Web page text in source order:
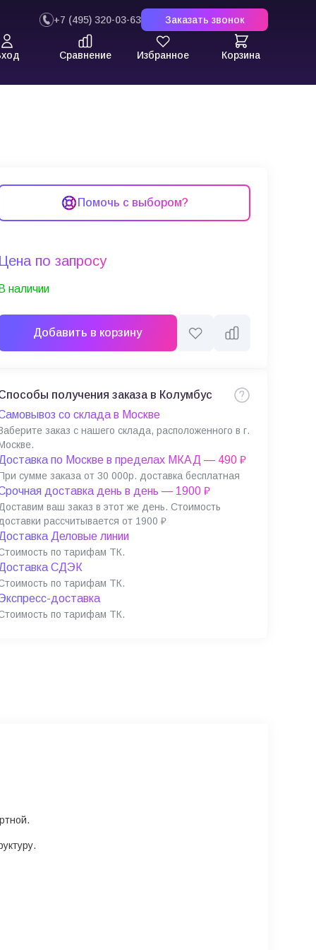
+7 (495) 320-03-63 Заказать звонок
Сравнение Избранное Корзина
Помочь с выбором?
Цена по запросу
В наличии
Добавить в корзину
получения заказа в Колумбус
со склада в Москве
заказ с нашего склада, расположенного в г.
Доставка по Москве в пределах МКАД — 490 ₽
сумме заказа от 30 000р. доставка бесплатная
доставка день в день — 1900 ₽
Доставим ваш заказ в этот же день. Стоимость
доставки рассчитывается от 1900 ₽
Доставка Деловые линии
по тарифам ТК.
Доставка СДЭК
по тарифам ТК.
доставка
по тарифам ТК.